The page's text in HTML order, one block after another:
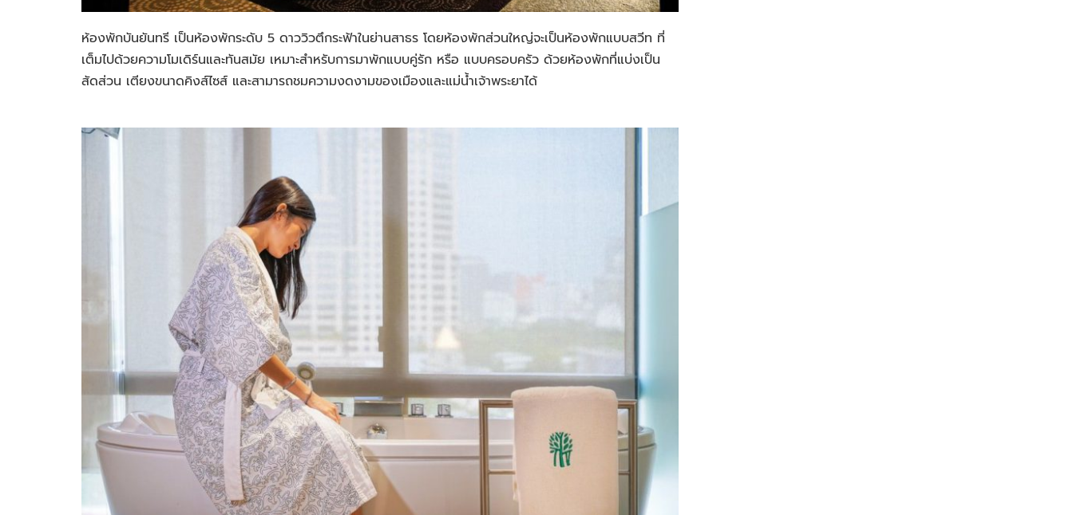
ห้องพักบันยันทรี เป็นห้องพักระดับ 5 ดาววิวตึกระฟ้าในย่านสาธร โดยห้องพักส่วนใหญ่จะเป็นห้องพักแบบสวีท ที่
เต็มไปด้วยความโมเดิร์นและทันสมัย เหมาะสำหรับการมาพักแบบคู่รัก หรือ แบบครอบครัว ด้วยห้องพักที่แบ่งเป็น
สัดส่วน เตียงขนาดคิงส์ไซส์ และสามารถชมความงดงามของเมืองและแม่น้ำเจ้าพระยาได้